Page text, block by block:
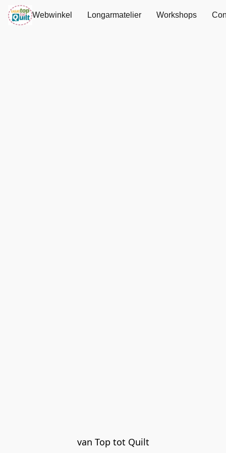
Webwinkel Longarmatelier Workshops
van Top tot Quilt